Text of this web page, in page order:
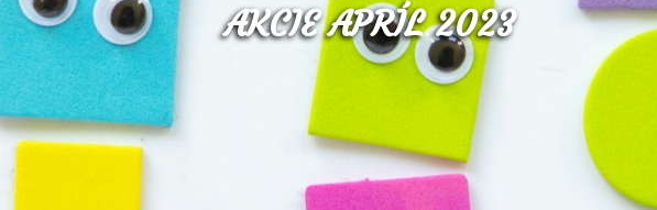
AKCIE APRÍL 2023